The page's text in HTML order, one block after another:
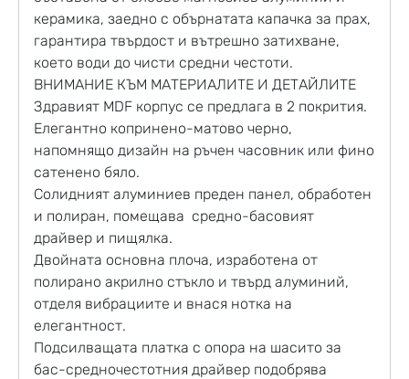
керамика, заедно с обърнатата капачка за прах,
гарантира твърдост и вътрешно затихване,
което води до чисти средни честоти.
ВНИМАНИЕ КЪМ МАТЕРИАЛИТЕ И ДЕТАЙЛИТЕ
Здравият MDF корпус се предлага в 2 покрития.
Елегантно копринено-матово черно,
напомнящо дизайн на ръчен часовник или фино
сатенено бяло.
Солидният алуминиев преден панел, обработен
и полиран, помещава средно-басовият
драйвер и пищялка.
Двойната основна плоча, изработена от
полирано акрилно стъкло и твърд алуминий,
отделя вибрациите и внася нотка на
елегантност.
Подсилващата платка с опора на шасито за
бас-средночестотния драйвер подобрява